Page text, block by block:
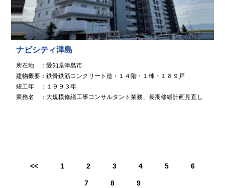
ナビシティ津島
所在地 ：愛知県津島市
建物概要：鉄骨鉄筋コンクリート造・１４階・１棟・１８９戸
竣工年 ：１９９３年
業務名 ：大規模修繕工事コンサルタント業務、長期修繕計画見直し
<< 1 2 3 4 5 6
7 8 9